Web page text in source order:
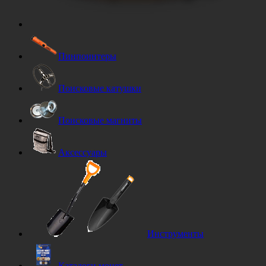
Пинпоинтеры
Поисковые катушки
Поисковые магниты
Аксессуары
Инструменты